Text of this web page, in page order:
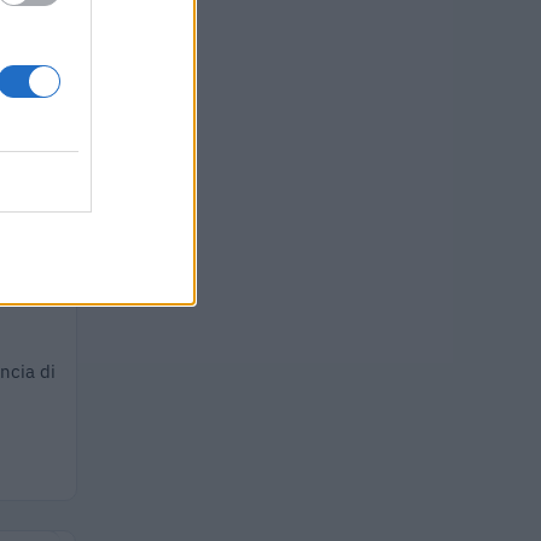
euro
di